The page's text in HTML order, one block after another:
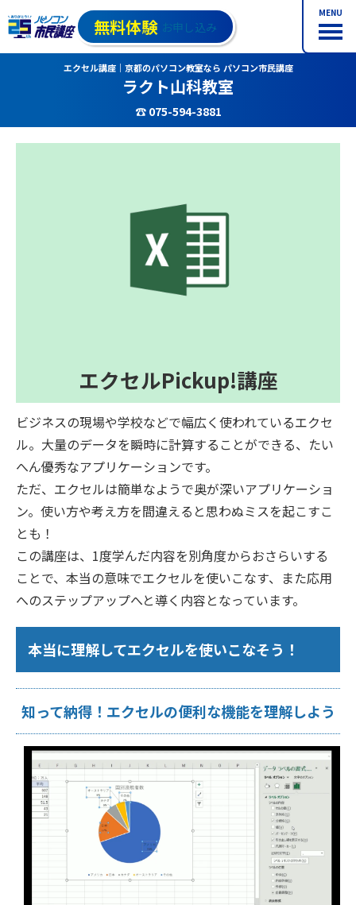
MENU
無料体験 お申し込み
エクセル講座｜京都のパソコン教室なら パソコン市民講座
ラクト山科教室
☎ 075-594-3881
エクセルPickup!講座
ビジネスの現場や学校などで幅広く使われているエクセ
ル。大量のデータを瞬時に計算することができる、たい
へん優秀なアプリケーションです。
ただ、エクセルは簡単なようで奥が深いアプリケーショ
ン。使い方や考え方を間違えると思わぬミスを起こすこ
とも！
この講座は、1度学んだ内容を別角度からおさらいする
ことで、本当の意味でエクセルを使いこなす、また応用
へのステップアップへと導く内容となっています。
本当に理解してエクセルを使いこなそう！
知って納得！エクセルの便利な機能を理解しよう